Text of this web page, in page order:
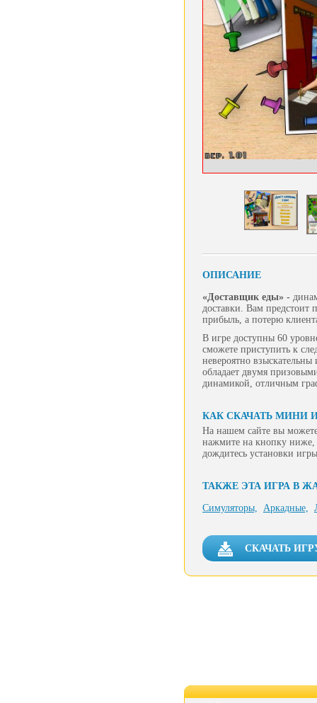
ОПИСАНИЕ
«Доставщик еды» -
доставки. Вам предстоит
прибыль, а потерю
В игре доступны 60
сможете приступить к
невероятно
обладает двумя
динамикой, отличным
КАК СКАЧАТЬ МИНИ
На нашем сайте вы
нажмите на кнопку ниже,
дождитесь установки
ТАКЖЕ ЭТА ИГРА В
Симуляторы, Аркадные,
СКАЧАТЬ